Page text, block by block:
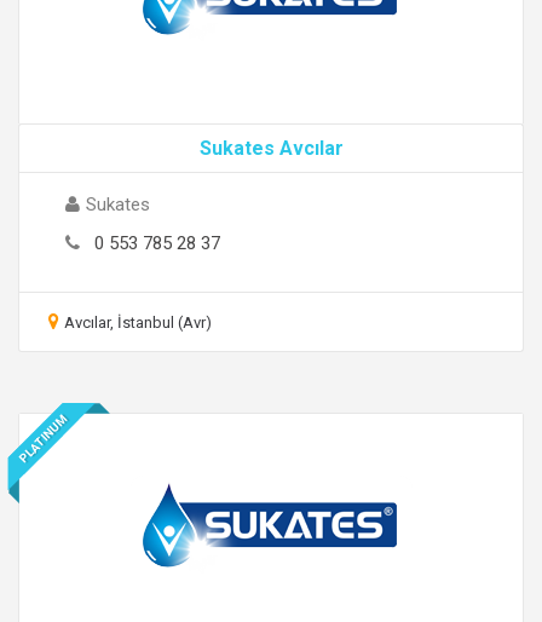
Sukates Avcılar
Sukates
0 553 785 28 37
Avcılar, İstanbul (Avr)
PLATINUM